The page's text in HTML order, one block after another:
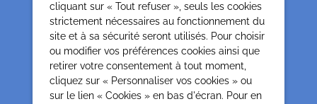
0142850804
contact@cesap.asso.fr
Cesap Formation
formation@cesap.asso.fr
01 53 20 68 58
cliquant sur « Tout refuser », seuls les cookies
strictement nécessaires au fonctionnement du
site et à sa sécurité seront utilisés. Pour choisir
ou modifier vos préférences cookies ainsi que
retirer votre consentement à tout moment,
cliquez sur « Personnaliser vos cookies » ou
sur le lien « Cookies » en bas d'écran. Pour en